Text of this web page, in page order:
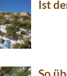
Ist